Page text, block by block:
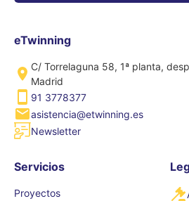
eTwinning
C/ Torrelaguna 58, 1ª planta,
Madrid
91 3778377
asistencia@etwinning.es
Newsletter
Servicios
Proyectos